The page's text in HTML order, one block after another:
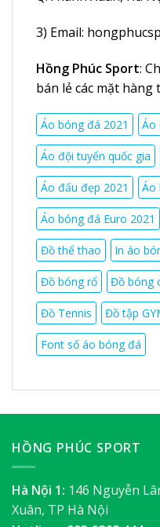
3) Email:
Hồng Phúc Sport:
bán lẻ các mặt hàng
Áo bóng đá 2021 Áo
Áo đội tuyển quốc gia
Áo đấu đẹp 2021 Áo
Áo bóng đá Euro 2021
Đồ thể thao In áo
Đồ bóng rổ Đồ bóng
Đồ Tennis Đồ tập
Font số áo bóng đá
HỒNG PHÚC SPORT
Hà Nội 1: 146 Nguyễn
Xuân, TP Hà Nội